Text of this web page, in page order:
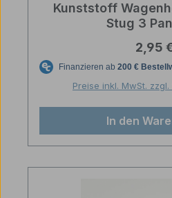
Kunststoff
Stug 3
2,95
Preise inkl. MwSt.
In den